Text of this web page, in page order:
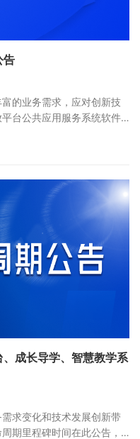
告
的业务需求，应对创新技
台公共应用服务系统软件
、公共服务V4.0版”）产品
成长导学、智慧教学系
求变化和技术发展创新带
期里程碑时间在此公告，